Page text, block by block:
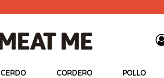
CERDO CORDERO POLLO